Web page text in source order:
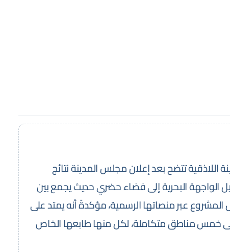
تتضح بعد إعلان مجلس المدينة نتائج
البحرية إلى فضاء حضري حديث يجمع بين
عبر منصاتها الرسمية، مؤكدةً أنه يمتد على
مناطق متكاملة، لكل منها طابعها الخاص